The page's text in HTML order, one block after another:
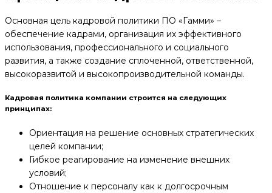
Основная цель кадровой политики ПО «Гамми» –
обеспечение кадрами, организация их эффективного
использования, профессионального и социального
развития, а также создание сплоченной, ответственной,
высокоразвитой и высокопроизводительной команды.
Кадровая политика компании строится на следующих
принципах:
Ориентация на решение основных стратегических
целей компании;
Гибкое реагирование на изменение внешних
условий;
Отношение к персоналу как к долгосрочным